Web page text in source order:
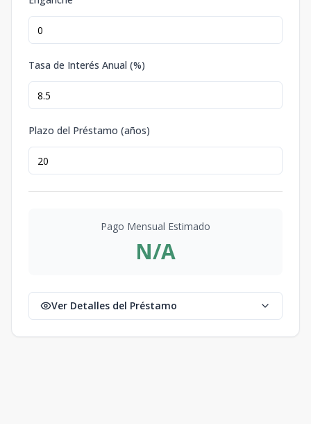
Tasa de Interés Anual (%)
Plazo del Préstamo (años)
Pago Mensual Estimado
N/A
Ver Detalles del Préstamo